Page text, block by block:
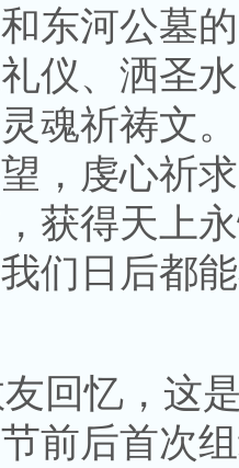
东河公墓
仪、洒圣
魂祈祷文
，虔心祈
获得天上
们日后都
回忆，这
前后首次